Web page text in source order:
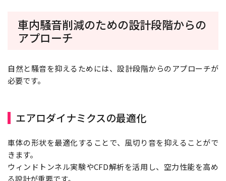
車内騒音削減のための設計段階からの
アプローチ
自然と騒音を抑えるためには、設計段階からのアプローチが
必要です。
エアロダイナミクスの最適化
車体の形状を最適化することで、風切り音を抑えることがで
きます。
ウィンドトンネル実験やCFD解析を活用し、空力性能を高め
る設計が重要です。